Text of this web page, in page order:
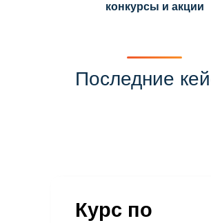
конкурсы и акции
Последние
Курс по